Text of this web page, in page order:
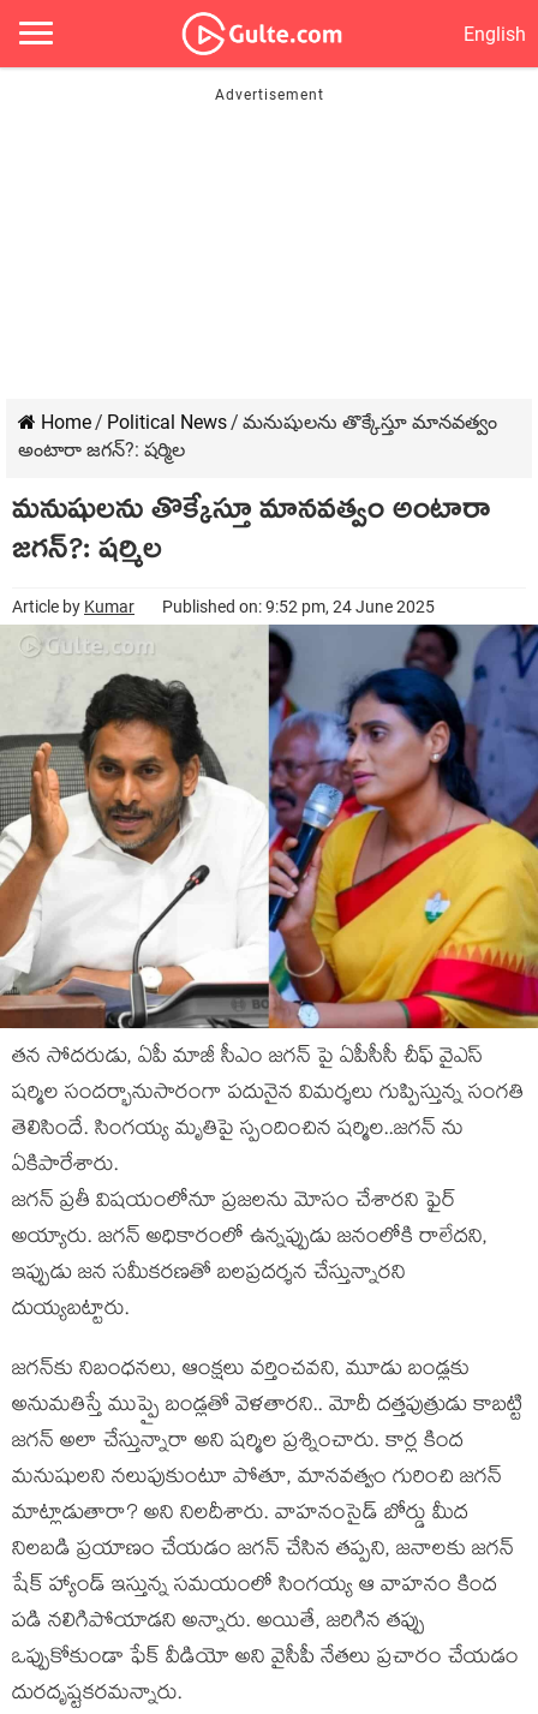
English
Home/ Political News/ మనుషులను తొక్కేస్తూ మానవత్వం
అంటారా జగన్?: షర్మిల
మనుషులను తొక్కేస్తూ మానవత్వం అంటారా
జగన్?: షర్మిల
Article by Kumar Published on: 9:52 pm, 24 June 2025
తన సోదరుడు, ఏపీ మాజీ సీఎం జగన్ పై ఏపీసీసీ చీఫ్ వైఎస్
షర్మిల సందర్భానుసారంగా పదునైన విమర్శలు గుప్పిస్తున్న సంగతి
తెలిసిందే. సింగయ్య మృతిపై స్పందించిన షర్మిల..జగన్ ను
ఏకిపారేశారు.
జగన్ ప్రతీ విషయంలోనూ ప్రజలను మోసం చేశారని ఫైర్
అయ్యారు. జగన్ అధికారంలో ఉన్నప్పుడు జనంలోకి రాలేదని,
ఇప్పుడు జన సమీకరణతో బలప్రదర్శన చేస్తున్నారని
దుయ్యబట్టారు.
జగన్‌కు నిబంధనలు, ఆంక్షలు వర్తించవని, మూడు బండ్లకు
అనుమతిస్తే ముప్పై బండ్లతో వెళతారని.. మోదీ దత్తపుత్రుడు కాబట్టి
జగన్ అలా చేస్తున్నారా అని షర్మిల ప్రశ్నించారు. కార్ల కింద
మనుషులని నలుపుకుంటూ పోతూ, మానవత్వం గురించి జగన్
మాట్లాడుతారా? అని నిలదీశారు. వాహనంసైడ్ బోర్డు మీద
నిలబడి ప్రయాణం చేయడం జగన్ చేసిన తప్పని, జనాలకు జగన్
షేక్ హ్యాండ్ ఇస్తున్న సమయంలో సింగయ్య ఆ వాహనం కింద
పడి నలిగిపోయాడని అన్నారు. అయితే, జరిగిన తప్పు
ఒప్పుకోకుండా ఫేక్ వీడియో అని వైసీపీ నేతలు ప్రచారం చేయడం
దురదృష్టకరమన్నారు.